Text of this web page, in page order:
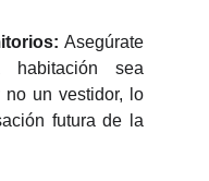
Asegúrate
sea
no un vestidor, lo
futura de la